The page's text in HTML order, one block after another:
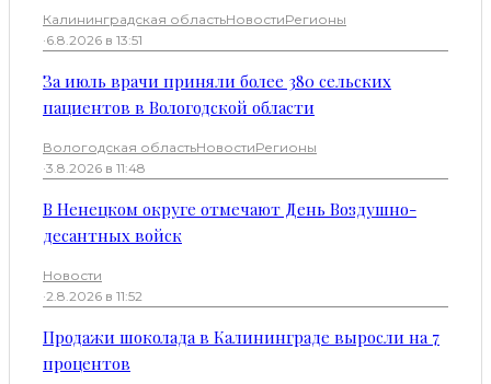
Калининградская областьНовостиРегионы
·6.8.2026 в 13:51
За июль врачи приняли более 380 сельских
пациентов в Вологодской области
Вологодская областьНовостиРегионы
·3.8.2026 в 11:48
В Ненецком округе отмечают День Воздушно-
десантных войск
Новости
·2.8.2026 в 11:52
Продажи шоколада в Калининграде выросли на 7
процентов